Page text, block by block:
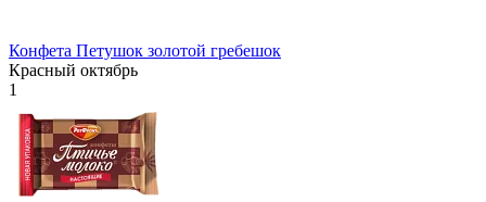
Конфета Петушок золотой гребешок
Красный октябрь
1